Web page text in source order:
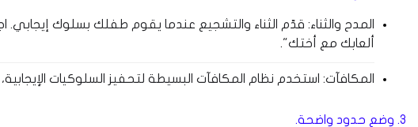
المدح والثناء: قدّم الثناء والتشجيع عندما يقوم طفلك بسلوك
ألعابك مع أختك".
المكافآت: استخدم نظام المكافآت البسيطة لتحفيز السلوكيات
3. وضع حدود واضحة.